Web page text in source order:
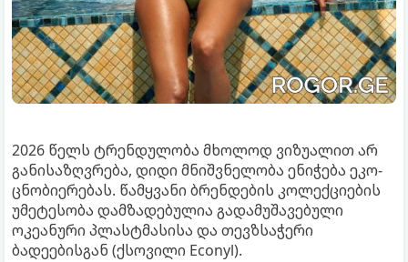
2026 წელს ტრენდულობა მხოლოდ ვიზუალით არ
განისაზღვრება, დიდი მნიშვნელობა ენიჭება ეკო-
ცნობიერებას. წამყვანი ბრენდების კოლექციების
უმეტესობა დამზადებულია გადამუშავებული
ოკეანური პლასტმასისა და თევზსაჭერი
ბადეებისგან (ქსოვილი Econyl).